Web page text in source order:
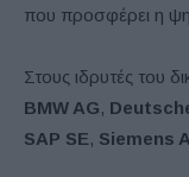
που προσφέρει η
Στους ιδρυτές του
BMW AG,
SAP SE, Siemens